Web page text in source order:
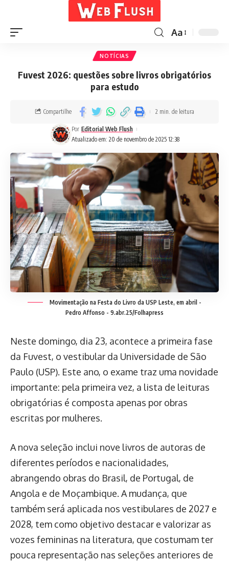
Aa
NOTÍCIAS
Fuvest 2026: questões sobre livros obrigatórios
para estudo
Atualizado em: 20 de novembro de 2025 12:38
Por Editorial Web Flush
Compartilhe 2 min. de leitura
Movimentação na Festa do Livro da USP Leste, em abril -
Pedro Affonso - 9.abr.25/Folhapress
Neste domingo, dia 23, acontece a primeira fase
da Fuvest, o vestibular da Universidade de São
Paulo (USP). Este ano, o exame traz uma novidade
importante: pela primeira vez, a lista de leituras
obrigatórias é composta apenas por obras
escritas por mulheres.
A nova seleção inclui nove livros de autoras de
diferentes períodos e nacionalidades,
abrangendo obras do Brasil, de Portugal, de
Angola e de Moçambique. A mudança, que
também será aplicada nos vestibulares de 2027 e
2028, tem como objetivo destacar e valorizar as
vozes femininas na literatura, que costumam ter
pouca representação nas seleções anteriores de